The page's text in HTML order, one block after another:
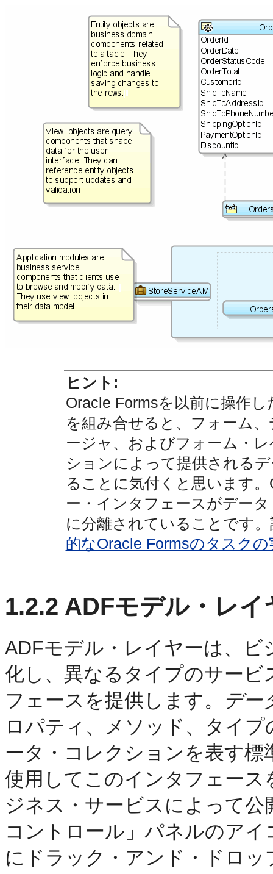
ヒント:
Oracle Formsを以前に操作
を組み合せると、フォーム
ージャ、およびフォーム・
ションによって提供される
ることに気付くと思います
ー・インタフェースがデー
に分離されていることです
的なOracle Formsのタスクの
1.2.2 ADFモデル・レイ
ADFモデル・レイヤーは、ビ
化し、異なるタイプのサー
フェースを提供します。
デー
ロパティ、メソッド、タイ
ータ・コレクションを表す
使用してこのインタフェー
ジネス・サービスによって
コントロール」パネルのア
にドラック・アンド・ドロ